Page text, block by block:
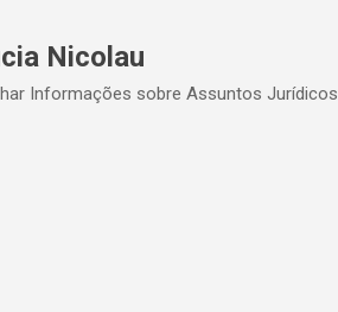
Nicolau
Informações sobre Assuntos Jurídicos